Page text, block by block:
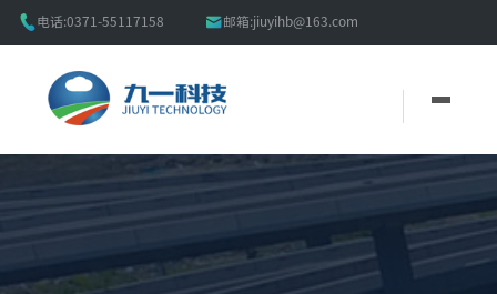
 电话:0371-55117158 邮箱:jiuyihb@163.com